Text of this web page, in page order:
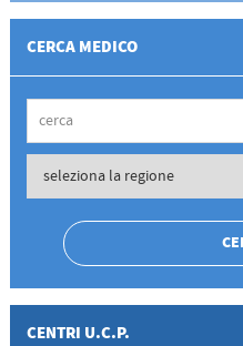
CERCA MEDICO
CENTRI U.C.P.